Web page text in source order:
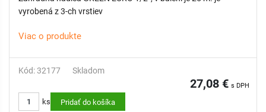
vyrobená z 3-ch vrstiev
Viac o produkte
Kód: 32177 Skladom
27,08 € s DPH
ks Pridať do košíka